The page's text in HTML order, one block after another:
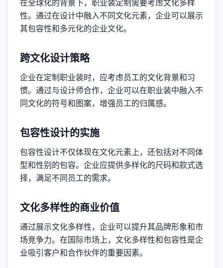
在全球化的背景下，职业装定制需要考虑文化多样
性。通过在设计中融入不同文化元素，企业可以展示
其包容性和多元化的企业文化。
跨文化设计策略
企业在定制职业装时，应考虑员工的文化背景和习
惯。通过与设计师合作，企业可以在职业装中融入不
同文化的符号和图案，增强员工的归属感。
包容性设计的实施
包容性设计不仅体现在文化元素上，还包括对不同体
型和性别的包容。企业应提供多样化的尺码和款式选
择，满足不同员工的需求。
文化多样性的商业价值
通过展示文化多样性，企业可以提升其品牌形象和市
场竞争力。在国际市场上，文化多样性和包容性是企
业吸引客户和合作伙伴的重要因素。